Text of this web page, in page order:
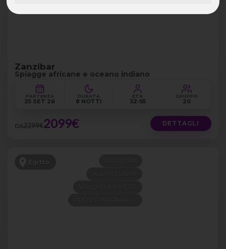
Zanzibar
Spiagge africane e oceano indiano
PARTENZA
25 SET 26
DURATA
8 NOTTI
ETÀ
32-55
GRUPPO
20
DA2299€2099€ DETTAGLI
Egitto